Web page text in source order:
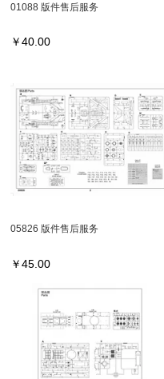
01088 版件售后服务
￥40.00
05826 版件售后服务
￥45.00